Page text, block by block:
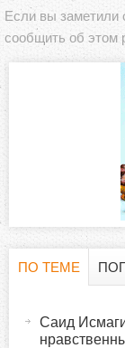
Если вы заметили
сообщить об этом
ПО ТЕМЕ
Саид